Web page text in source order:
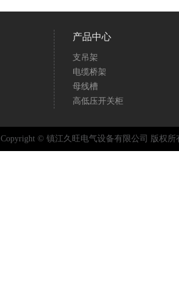
产品中心
支吊架
电缆桥架
母线槽
高低压开关柜
Copyright © 镇江久旺电气设备有限公司 版权所